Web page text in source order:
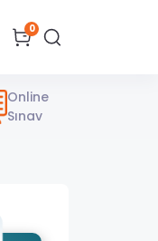
0
Online
Sınav